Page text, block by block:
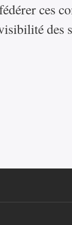
ces
des